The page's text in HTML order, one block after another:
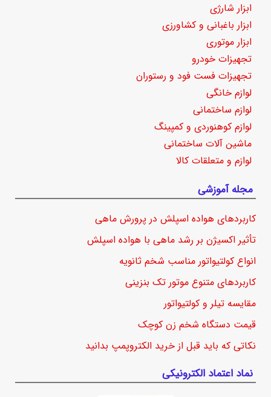
ابزار شارژی
ابزار باغبانی و کشاورزی
ابزار موتوری
تجهیزات خودرو
تجهیزات فست فود و رستوران
لوازم خانگی
لوازم ساختمانی
لوازم کوهنوردی و کمپینگ
ماشین آلات ساختمانی
لوازم و متعلقات کالا
مجله آموزشی
کاربردهای هواده اسپلش در پرورش ماهی
تأثیر اکسیژن بر رشد ماهی با هواده اسپلش
انواع کولتیواتور مناسب شخم ثانویه
کاربردهای متنوع موتور تک بنزینی
مقایسه تیلر و کولتیواتور
قیمت دستگاه شخم زن کوچک
نکاتی که باید قبل از خرید الکتروپمپ بدانید
نماد اعتماد الکترونیکی